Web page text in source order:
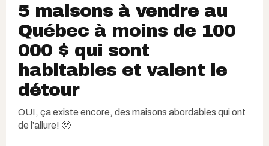
5 maisons à vendre au
Québec à moins de 100
000 $ qui sont
habitables et valent le
détour
OUI, ça existe encore, des maisons abordables qui ont
de l’allure! 🥹